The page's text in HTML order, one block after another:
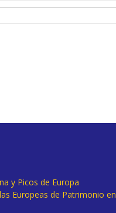
y Picos de Europa
Europeas de Patrimonio en